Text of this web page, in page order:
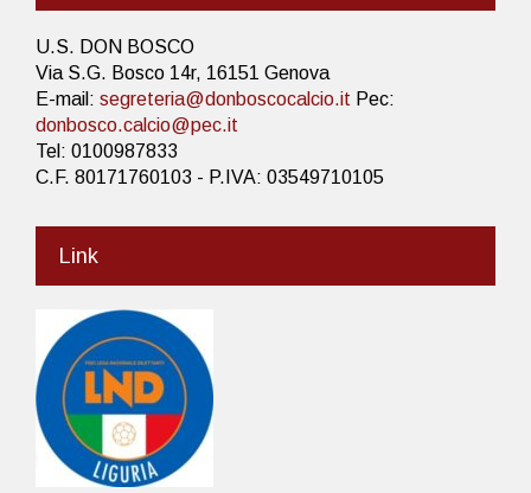
U.S. DON BOSCO
Via S.G. Bosco 14r, 16151 Genova
E-mail: segreteria@donboscocalcio.it Pec:
donbosco.calcio@pec.it
Tel: 0100987833
C.F. 80171760103 - P.IVA: 03549710105
Link